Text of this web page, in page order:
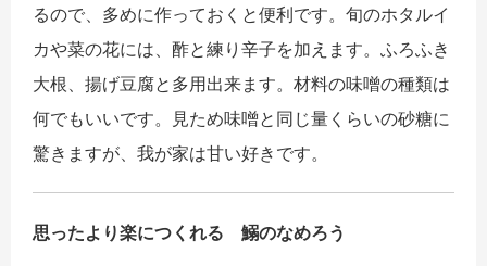
るので、多めに作っておくと便利です。旬のホタルイ
カや菜の花には、酢と練り辛子を加えます。ふろふき
大根、揚げ豆腐と多用出来ます。材料の味噌の種類は
何でもいいです。見ため味噌と同じ量くらいの砂糖に
驚きますが、我が家は甘い好きです。
思ったより楽につくれる 鰯のなめろう